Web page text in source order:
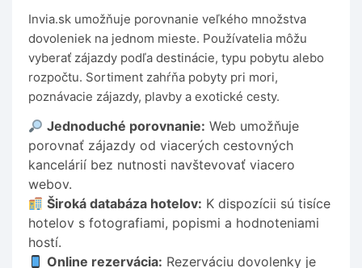
Invia.sk umožňuje porovnanie veľkého množstva
dovoleniek na jednom mieste. Používatelia môžu
vyberať zájazdy podľa destinácie, typu pobytu alebo
rozpočtu. Sortiment zahŕňa pobyty pri mori,
poznávacie zájazdy, plavby a exotické cesty.
Jednoduché porovnanie: Web umožňuje
porovnať zájazdy od viacerých cestovných
kancelárií bez nutnosti navštevovať viacero
webov.
Široká databáza hotelov: K dispozícii sú tisíce
hotelov s fotografiami, popismi a hodnoteniami
hostí.
Online rezervácia: Rezerváciu dovolenky je